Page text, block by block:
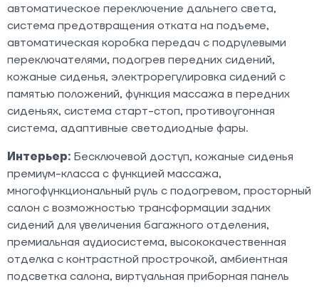
автоматическое переключение дальнего света,
система предотвращения отката на подъеме,
автоматическая коробка передач с подрулевыми
переключателями, подогрев передних сидений,
кожаные сиденья, электрорегулировка сидений с
памятью положений, функция массажа в передних
сиденьях, система старт-стоп, противоугонная
система, адаптивные светодиодные фары.
Интерьер: Бесключевой доступ, кожаные сиденья
премиум-класса с функцией массажа,
многофункциональный руль с подогревом, просторный
салон с возможностью трансформации задних
сидений для увеличения багажного отделения,
премиальная аудиосистема, высококачественная
отделка с контрастной прострочкой, амбиентная
подсветка салона, виртуальная приборная панель